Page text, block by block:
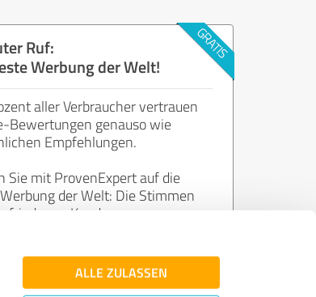
ALLE ZULASSEN
Ruf:
Werbung der Welt!
aller Verbraucher vertrauen
Bewertungen genauso wie
Empfehlungen.
Sie mit ProvenExpert auf die
der Welt: Die Stimmen
Kunden.
Jetzt kostenlos starten